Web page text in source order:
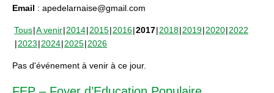
Email : apedelarnaise@gmail.com
Tous A venir 2014 2015 2016 2017 2018 2019 2020 2022
2023 2024 2025 2026
Pas d'événement à venir à ce jour.